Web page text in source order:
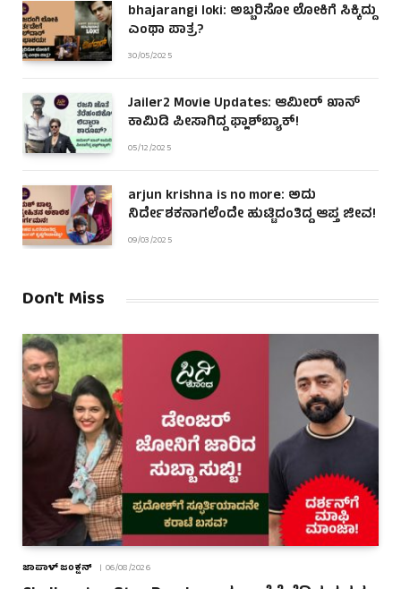
bhajarangi loki: ಅಬ್ಬರಿಸೋ ಲೋಕಿಗೆ ಸಿಕ್ಕಿದ್ದು
ಎಂಥಾ ಪಾತ್ರ?
30/05/2025
Jailer2 Movie Updates: ಆಮೀರ್ ಖಾನ್
ಕಾಮಿಡಿ ಪೀಸಾಗಿದ್ದ ಫ್ಲಾಶ್‌ಬ್ಯಾಕ್!
05/12/2025
arjun krishna is no more: ಅದು
ನಿರ್ದೇಶಕನಾಗಲೆಂದೇ ಹುಟ್ಟಿದಂತಿದ್ದ ಆಪ್ತ ಜೀವ!
09/03/2025
Don't Miss
ಜಾಪಾಳ್ ಜಂಕ್ಷನ್ 06/08/2026